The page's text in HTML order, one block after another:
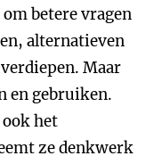
betere vragen
alternatieven
Maar
en gebruiken.
het
ze denkwerk